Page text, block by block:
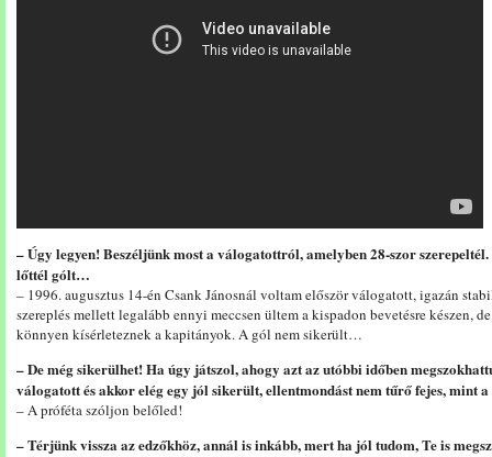
– Úgy legyen! Beszéljünk most a válogatottról, amelyben 28-szor
lőttél gólt…
– 1996. augusztus 14-én Csank Jánosnál voltam először válogatott, igazán
szereplés mellett legalább ennyi meccsen ültem a kispadon bevetésre készen,
könnyen kísérleteznek a kapitányok. A gól nem sikerült…
– De még sikerülhet! Ha úgy játszol, ahogy azt az utóbbi időben
válogatott és akkor elég egy jól sikerült, ellentmondást nem tűrő fejes, mint
– A próféta szóljon belőled!
– Térjünk vissza az edzőkhöz, annál is inkább, mert ha jól tudom, Te is